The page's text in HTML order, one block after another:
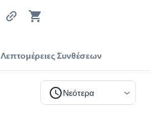
Λεπτομέρειες Συνθέσεων
Νεότερα